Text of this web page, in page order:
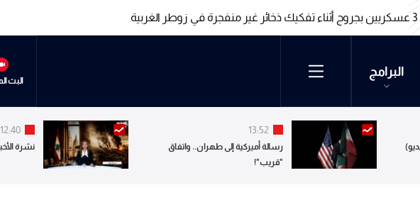
البرامج
البث
13:52
رسالة أميركية إلى طهران.. واتفاق
"قريب"!
12:40
نشرة